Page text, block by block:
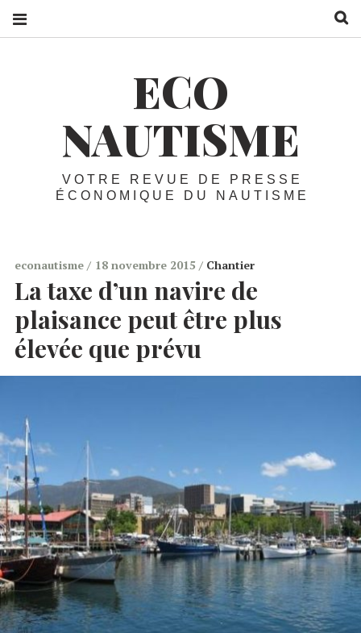
ECO
NAUTISME
VOTRE REVUE DE PRESSE
ÉCONOMIQUE DU NAUTISME
econautisme 18 novembre 2015 Chantier
La taxe d’un navire de
plaisance peut être plus
élevée que prévu